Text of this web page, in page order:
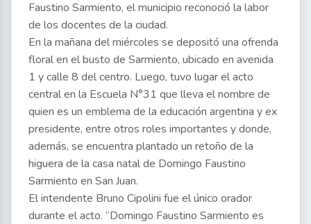
Faustino Sarmiento, el municipio reconoció la labor
de los docentes de la ciudad.
En la mañana del miércoles se depositó una ofrenda
floral en el busto de Sarmiento, ubicado en avenida
1 y calle 8 del centro. Luego, tuvo lugar el acto
central en la Escuela N°31 que lleva el nombre de
quien es un emblema de la educación argentina y ex
presidente, entre otros roles importantes y donde,
además, se encuentra plantado un retoño de la
higuera de la casa natal de Domingo Faustino
Sarmiento en San Juan.
El intendente Bruno Cipolini fue el único orador
durante el acto. “Domingo Faustino Sarmiento es